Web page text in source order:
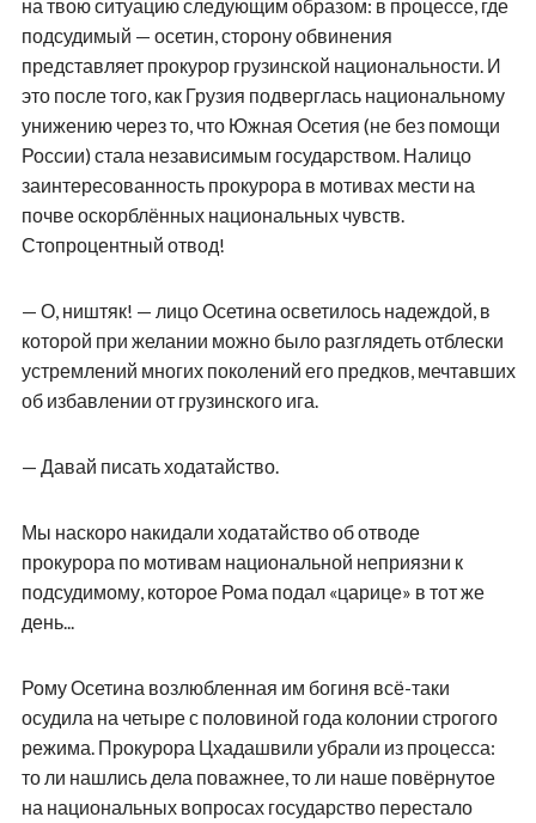
на твою ситуацию следующим образом: в процессе, где
подсудимый — осетин, сторону обвинения
представляет прокурор грузинской национальности. И
это после того, как Грузия подверглась национальному
унижению через то, что Южная Осетия (не без помощи
России) стала независимым государством. Налицо
заинтересованность прокурора в мотивах мести на
почве оскорблённых национальных чувств.
Стопроцентный отвод!
— О, ништяк! — лицо Осетина осветилось надеждой, в
которой при желании можно было разглядеть отблески
устремлений многих поколений его предков, мечтавших
об избавлении от грузинского ига.
— Давай писать ходатайство.
Мы наскоро накидали ходатайство об отводе
прокурора по мотивам национальной неприязни к
подсудимому, которое Рома подал «царице» в тот же
день...
Рому Осетина возлюбленная им богиня всё-таки
осудила на четыре с половиной года колонии строгого
режима. Прокурора Цхадашвили убрали из процесса:
то ли нашлись дела поважнее, то ли наше повёрнутое
на национальных вопросах государство перестало